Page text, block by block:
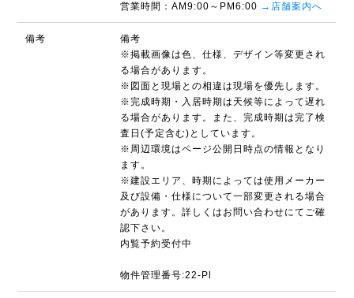
営業時間：AM9:00～PM6:00 →店舗案内へ
備考
備考
※掲載画像は色、仕様、デザイン等変更され
る場合があります。
※図面と現場との相違は現場を優先します。
※完成時期・入居時期は天候等によって遅れ
る場合があります。また、完成時期は完了検
査日(予定含む)としています。
※周辺環境はページ公開日時点の情報となり
ます。
※建設エリア、時期によっては使用メーカー
及び設備・仕様について一部変更される場合
があります。詳しくはお問い合わせにてご確
認下さい。
内覧予約受付中
物件管理番号:22-Pl